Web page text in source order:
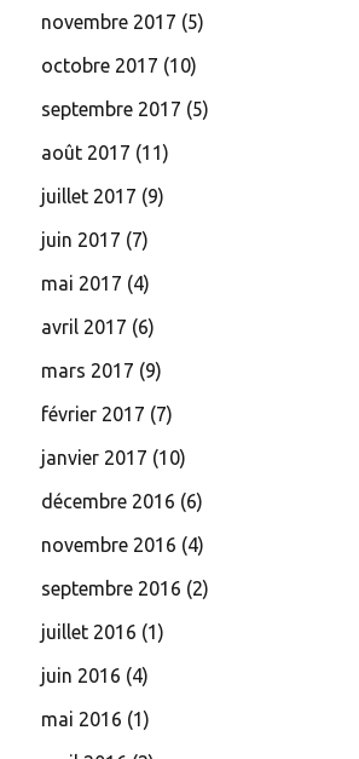
novembre 2017 (5)
octobre 2017 (10)
septembre 2017 (5)
août 2017 (11)
juillet 2017 (9)
juin 2017 (7)
mai 2017 (4)
avril 2017 (6)
mars 2017 (9)
février 2017 (7)
janvier 2017 (10)
décembre 2016 (6)
novembre 2016 (4)
septembre 2016 (2)
juillet 2016 (1)
juin 2016 (4)
mai 2016 (1)